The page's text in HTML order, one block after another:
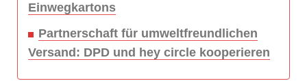
Einwegkartons
Partnerschaft für umweltfreundlichen
Versand: DPD und hey circle kooperieren